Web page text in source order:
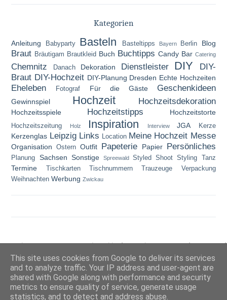
Kategorien
Anleitung Babyparty Basteln Basteltipps Bayern Berlin Blog
Braut Bräutigam Brautkleid Buch Buchtipps Candy Bar Catering
Chemnitz Danach Dekoration Dienstleister DIY
DIY-
Braut DIY-Hochzeit DIY-Planung Dresden Echte Hochzeiten
Eheleben Fotograf Für die Gäste Geschenkideen
Gewinnspiel Hochzeit Hochzeitsdekoration
Hochzeitsspiele Hochzeitstipps Hochzeitstorte
Hochzeitszeitung Holz Inspiration Interview JGA Kerze
Kerzenglas Leipzig Links Location Meine Hochzeit Messe
Organisation Ostern Outfit Papeterie Papier Persönliches
Planung Sachsen Sonstige Spreewald Styled Shoot Styling Tanz
Termine Tischkarten Tischnummern Trauzeuge
Verpackung
Weihnachten Werbung Zwickau
Copyright © 2014-2021 Steffis Hochzeitsblog | Design by MiraDesigns |Impressum|
Datenschutzerklärung
This site uses cookies from Google to deliver its services
and to analyze traffic. Your IP address and user-agent are
shared with Google along with performance and security
metrics to ensure quality of service, generate usage
statistics, and to detect and address abuse.